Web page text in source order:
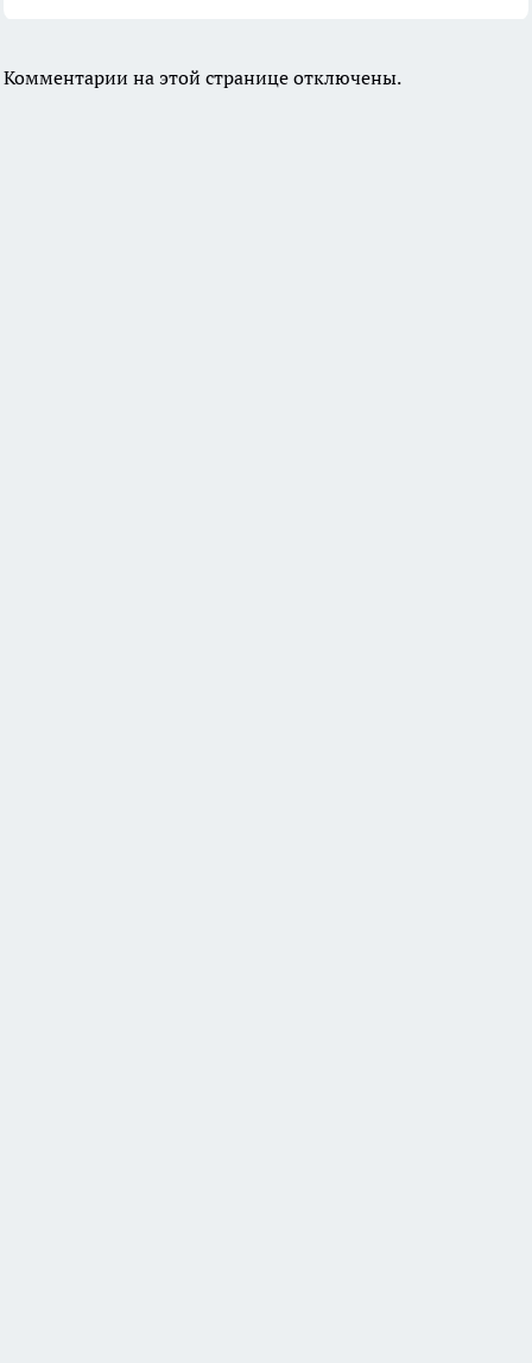
Комментарии на этой странице отключены.